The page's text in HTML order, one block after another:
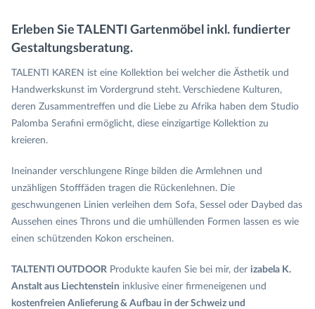
Erleben Sie TALENTI Gartenmöbel inkl. fundierter
Gestaltungsberatung.
TALENTI KAREN ist eine Kollektion bei welcher die Ästhetik und
Handwerkskunst im Vordergrund steht. Verschiedene Kulturen,
deren Zusammentreffen und die Liebe zu Afrika haben dem Studio
Palomba Serafini ermöglicht, diese einzigartige Kollektion zu
kreieren.
Ineinander verschlungene Ringe bilden die Armlehnen und
unzähligen Stofffäden tragen die Rückenlehnen. Die
geschwungenen Linien verleihen dem Sofa, Sessel oder Daybed das
Aussehen eines Throns und die umhüllenden Formen lassen es wie
einen schützenden Kokon erscheinen.
TALTENTI OUTDOOR Produkte kaufen Sie bei mir, der izabela K.
Anstalt aus Liechtenstein inklusive einer firmeneigenen und
kostenfreien Anlieferung & Aufbau in der Schweiz und